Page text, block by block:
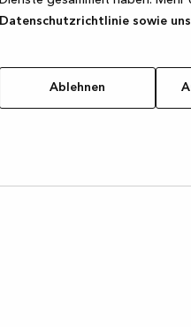
Datenschutzrichtlinie sowie
Ablehnen